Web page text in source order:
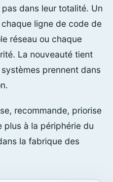
pas dans leur totalité. Un
ligne de code de
réseau ou chaque
La nouveauté tient
prennent dans
recommande, priorise
plus à la périphérie du
la fabrique des